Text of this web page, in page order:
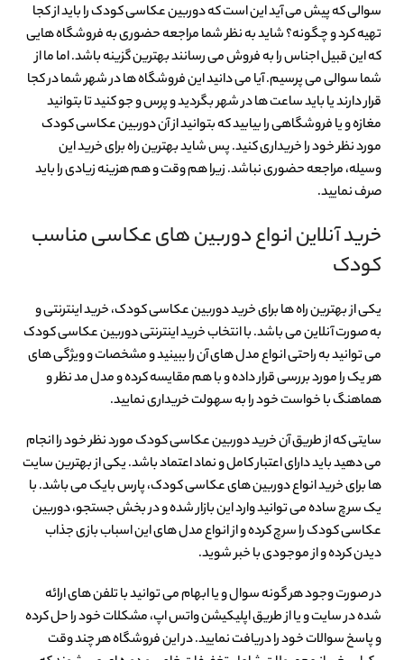
سوالی که پیش می آید این است که دوربین عکاسی کودک را باید از کجا
تهیه کرد و چگونه؟ شاید به نظر شما مراجعه حضوری به فروشگاه هایی
که این قبیل اجناس را به فروش می رسانند بهترین گزینه باشد. اما ما از
شما سوالی می پرسیم. آیا می دانید این فروشگاه ها در شهر شما در کجا
قرار دارند یا باید ساعت ها در شهر بگردید و پرس و جو کنید تا بتوانید
مغازه و یا فروشگاهی را بیابید که بتوانید از آن دوربین عکاسی کودک
مورد نظر خود را خریداری کنید. پس شاید بهترین راه برای خرید این
وسیله، مراجعه حضوری نباشد. زیرا هم وقت و هم هزینه زیادی را باید
صرف نمایید.
خرید آنلاین انواع دوربین های عکاسی مناسب
کودک
یکی از بهترین راه ها برای خرید دوربین عکاسی کودک، خرید اینترنتی و
به صورت آنلاین می باشد. با انتخاب خرید اینترنتی دوربین عکاسی کودک
می توانید به راحتی انواع مدل های آن را ببینید و مشخصات و ویژگی های
هر یک را مورد بررسی قرار داده و با هم مقایسه کرده و مدل مد نظر و
هماهنگ با خواست خود را به سهولت خریداری نمایید.
سایتی که از طریق آن خرید دوربین عکاسی کودک مورد نظر خود را انجام
می دهید باید دارای اعتبار کامل و نماد اعتماد باشد. یکی از بهترین سایت
ها برای خرید انواع دوربین های عکاسی کودک، پارس بایک می باشد. با
یک سرچ ساده می توانید وارد این بازار شده و در بخش جستجو، دوربین
عکاسی کودک را سرچ کرده و از انواع مدل های این اسباب بازی جذاب
دیدن کرده و از موجودی با خبر شوید.
در صورت وجود هر گونه سوال و یا ابهام می توانید با تلفن های ارائه
شده در سایت و یا از طریق اپلیکیشن واتس اپ، مشکلات خود را حل کرده
و پاسخ سوالات خود را دریافت نمایید. در این فروشگاه هر چند وقت